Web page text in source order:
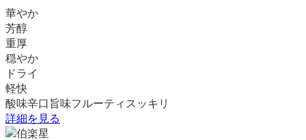
華やか
芳醇
重厚
穏やか
ドライ
軽快
酸味辛口 旨味フルーティ スッキリ
詳細を見る